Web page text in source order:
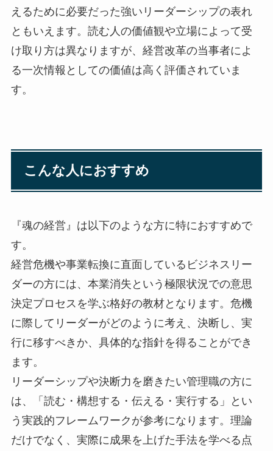
えるために必要だった強いリーダーシップの表れ
ともいえます。読む人の価値観や立場によって受
け取り方は異なりますが、経営改革の当事者によ
る一次情報としての価値は高く評価されていま
す。
こんな人におすすめ
『魂の経営』は以下のような方に特におすすめで
す。
経営危機や事業転換に直面しているビジネスリー
ダーの方には、本業消失という極限状況での意思
決定プロセスを学ぶ格好の教材となります。危機
に際してリーダーがどのように考え、決断し、実
行に移すべきか、具体的な指針を得ることができ
ます。
リーダーシップや決断力を磨きたい管理職の方に
は、「読む・構想する・伝える・実行する」とい
う実践的フレームワークが参考になります。理論
だけでなく、実際に成果を上げた手法を学べる点